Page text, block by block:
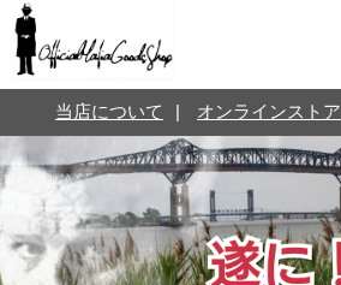
Twitterはこちら @jpmeyerlanskytm
カテゴリ
当店について オンラインストア
オンラインストア
お問い合わせ
言葉のお医者さん